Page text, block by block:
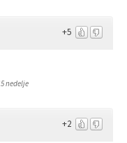
+5
nedelje
+2